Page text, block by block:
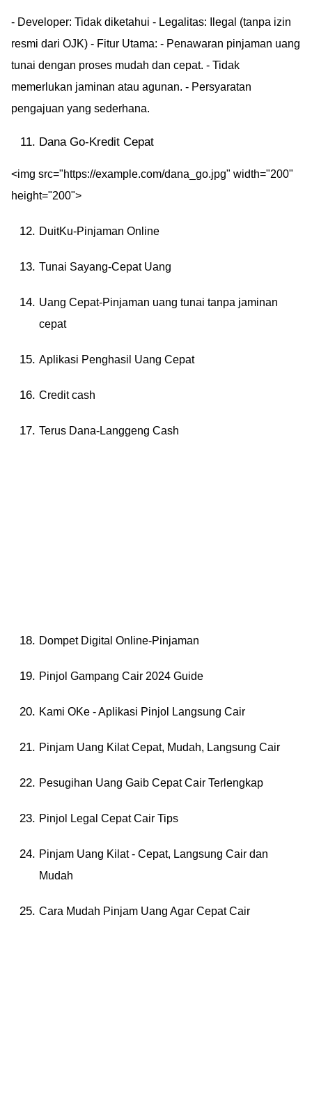
- Developer: Tidak diketahui - Legalitas: Ilegal (tanpa izin
resmi dari OJK) - Fitur Utama: - Penawaran pinjaman uang
tunai dengan proses mudah dan cepat. - Tidak
memerlukan jaminan atau agunan. - Persyaratan
pengajuan yang sederhana.
Dana Go-Kredit Cepat
<img src="https://example.com/dana_go.jpg" width="200"
height="200">
DuitKu-Pinjaman Online
Tunai Sayang-Cepat Uang
Uang Cepat-Pinjaman uang tunai tanpa jaminan
cepat
Aplikasi Penghasil Uang Cepat
Credit cash
Terus Dana-Langgeng Cash
Dompet Digital Online-Pinjaman
Pinjol Gampang Cair 2024 Guide
Kami OKe - Aplikasi Pinjol Langsung Cair
Pinjam Uang Kilat Cepat, Mudah, Langsung Cair
Pesugihan Uang Gaib Cepat Cair Terlengkap
Pinjol Legal Cepat Cair Tips
Pinjam Uang Kilat - Cepat, Langsung Cair dan
Mudah
Cara Mudah Pinjam Uang Agar Cepat Cair